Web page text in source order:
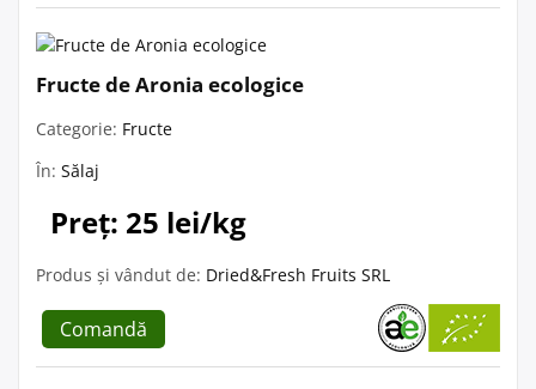
Fructe de Aronia ecologice
Categorie: Fructe
În: Sălaj
Preț: 25 lei/kg
Produs și vândut de: Dried&Fresh Fruits SRL
Comandă